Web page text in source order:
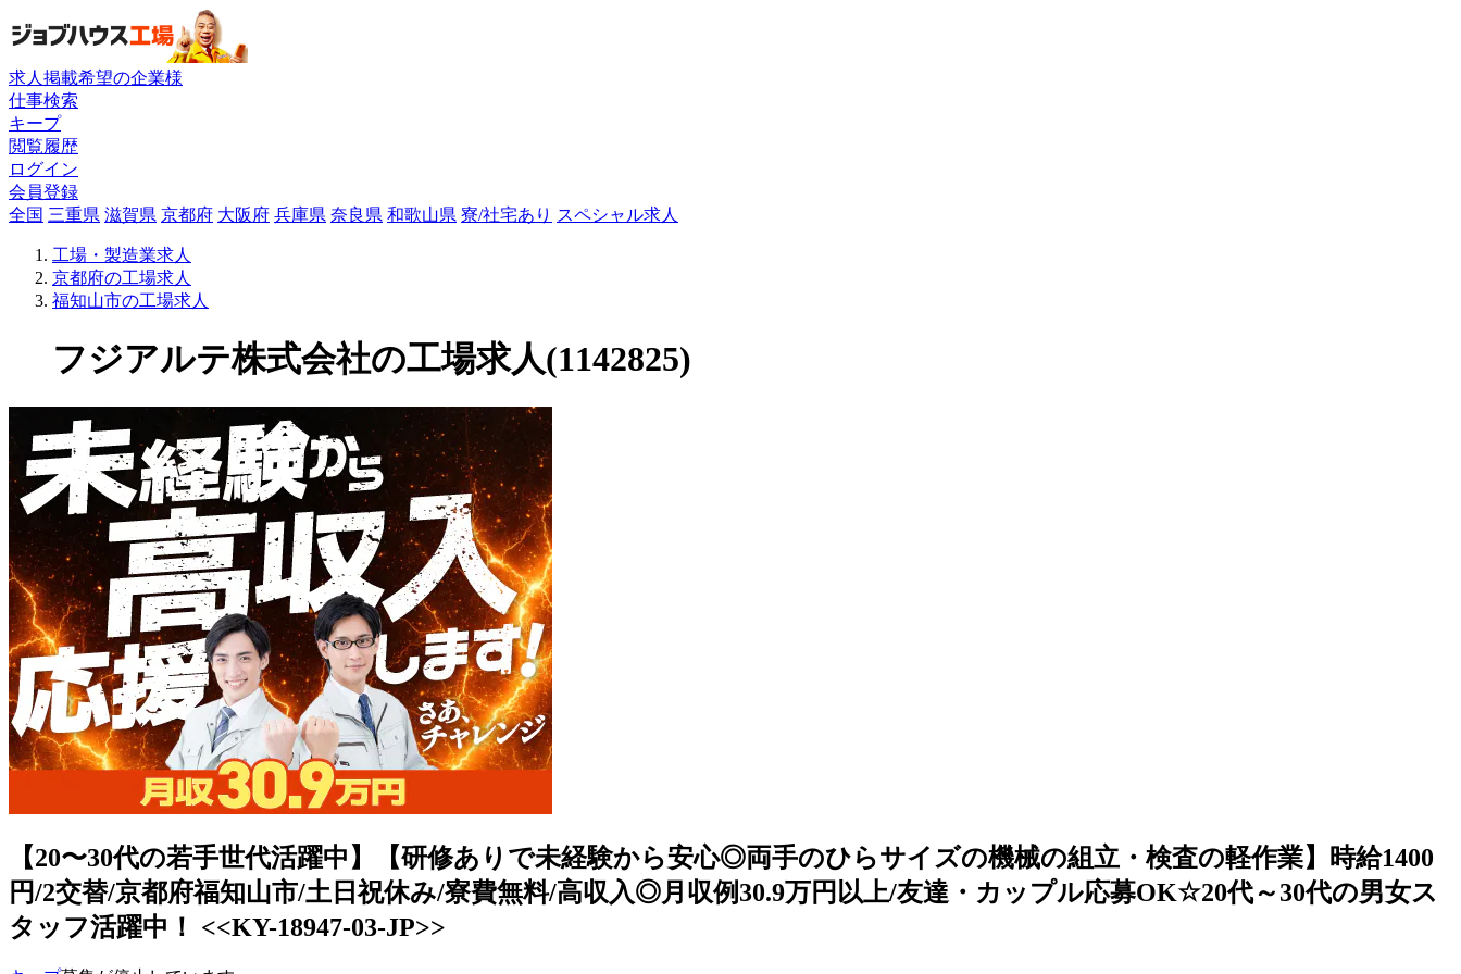
求人掲載希望の企業様
仕事検索
キープ
閲覧履歴
ログイン
会員登録
全国 三重県 滋賀県 京都府 大阪府 兵庫県 奈良県 和歌山県 寮/社宅あり スペシャル求人
工場・製造業求人
京都府の工場求人
福知山市の工場求人
フジアルテ株式会社の工場求人(1142825)
【20〜30代の若手世代活躍中】【研修ありで未経験から安心◎両手のひらサイズの機械の組立・検査の軽作業】時給1400
円/2交替/京都府福知山市/土日祝休み/寮費無料/高収入◎月収例30.9万円以上/友達・カップル応募OK☆20代～30代の男女ス
タッフ活躍中！ <<KY-18947-03-JP>>